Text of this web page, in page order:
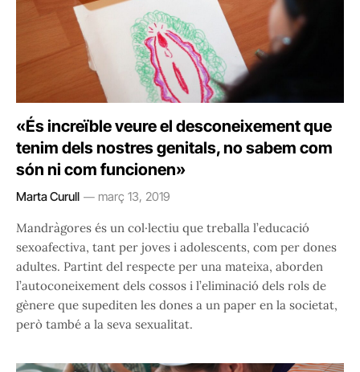
«És increïble veure el desconeixement que
tenim dels nostres genitals, no sabem com
són ni com funcionen»
Marta Curull març 13, 2019
Mandràgores és un col·lectiu que treballa l’educació
sexoafectiva, tant per joves i adolescents, com per dones
adultes. Partint del respecte per una mateixa, aborden
l’autoconeixement dels cossos i l’eliminació dels rols de
gènere que supediten les dones a un paper en la societat,
però també a la seva sexualitat.